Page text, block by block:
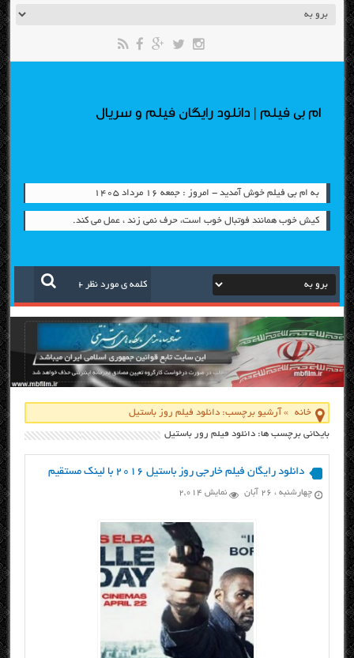
ام بی فیلم | دانلود رایگان فیلم و سریال
به ام بی فیلم خوش آمدید - امروز : جمعه ۱۶ مرداد ۱۴۰۵
کیش خوب همانند فوتبال خوب است، حرف نمی زند ، عمل می کند.
خانه » آرشیو برچسب: دانلود فیلم روز باستیل
بایگانی برچسب ها: دانلود فیلم روز باستیل
دانلود رایگان فیلم خارجی روز باستیل ۲۰۱۶ با لینک مستقیم
چهارشنبه ، ۲۶ آبان نمایش 2,014